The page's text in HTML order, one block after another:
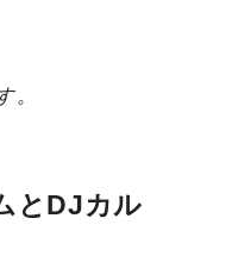
。
とDJカル